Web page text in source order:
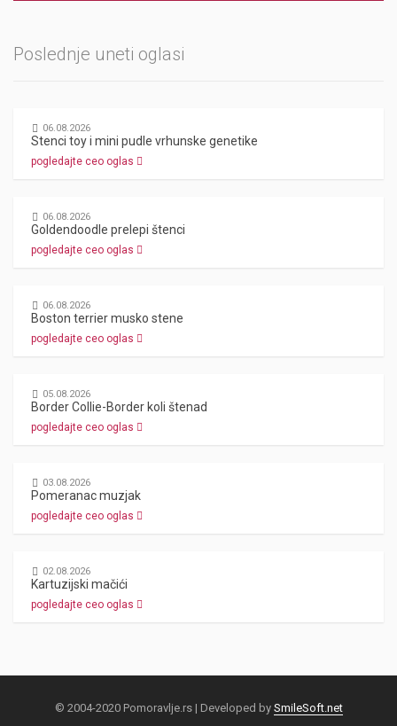
Poslednje uneti oglasi
06.08.2026
Stenci toy i mini pudle vrhunske genetike
pogledajte ceo oglas
06.08.2026
Goldendoodle prelepi štenci
pogledajte ceo oglas
06.08.2026
Boston terrier musko stene
pogledajte ceo oglas
05.08.2026
Border Collie-Border koli štenad
pogledajte ceo oglas
03.08.2026
Pomeranac muzjak
pogledajte ceo oglas
02.08.2026
Kartuzijski mačići
pogledajte ceo oglas
© 2004-2020 Pomoravlje.rs | Developed by SmileSoft.net